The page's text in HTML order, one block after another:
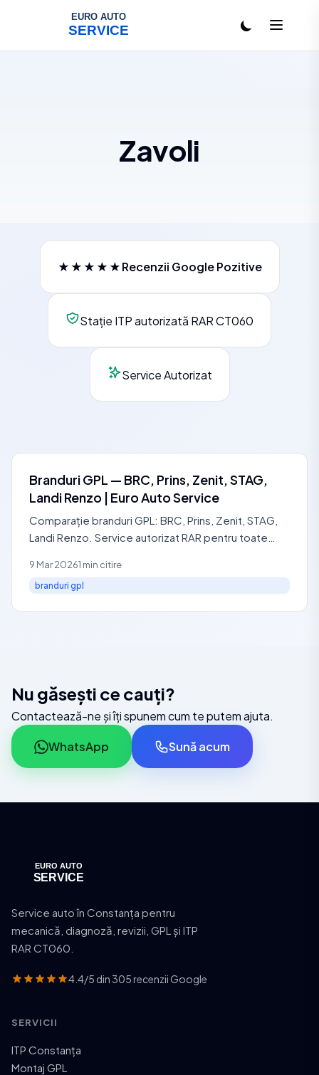
Zavoli
★★★★★Recenzii Google Pozitive
Stație ITP autorizată RAR CT060
Service Autorizat
Branduri GPL — BRC, Prins, Zenit, STAG,
Landi Renzo | Euro Auto Service
Comparație branduri GPL: BRC, Prins, Zenit, STAG,
Landi Renzo. Service autorizat RAR pentru toate
100 RON.
9 Mar 20261 min citire
branduri gpl
Nu găsești ce cauți?
Contactează-ne și îți spunem cum te putem ajuta.
WhatsApp Sună acum
Service auto în Constanța pentru
mecanică, diagnoză, revizii, GPL și ITP
RAR CT060.
4.4/5 din 305 recenzii Google
SERVICII
ITP Constanța
Montaj GPL